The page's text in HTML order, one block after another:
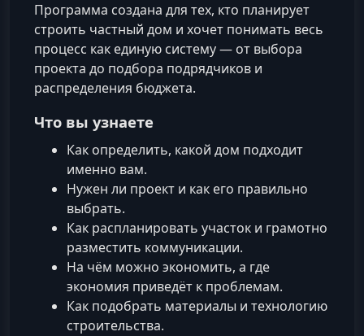
Программа создана для тех, кто планирует
строить частный дом и хочет понимать весь
процесс как единую систему — от выбора
проекта до подбора подрядчиков и
распределения бюджета.
Что вы узнаете
Как определить, какой дом подходит
именно вам.
Нужен ли проект и как его правильно
выбрать.
Как распланировать участок и грамотно
разместить коммуникации.
На чём можно экономить, а где
экономия приведёт к проблемам.
Как подобрать материалы и технологию
строительства.